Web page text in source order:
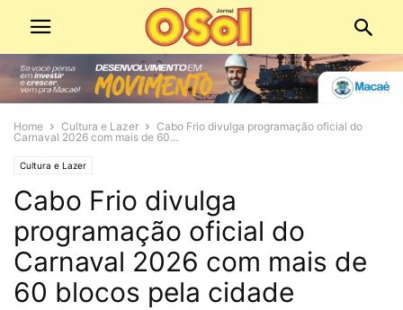
Home Cultura e Lazer
Cabo Frio divulga programação oficial do
Carnaval 2026 com mais de 60...
Cultura e Lazer
Cabo Frio divulga
programação oficial do
Carnaval 2026 com mais de
60 blocos pela cidade